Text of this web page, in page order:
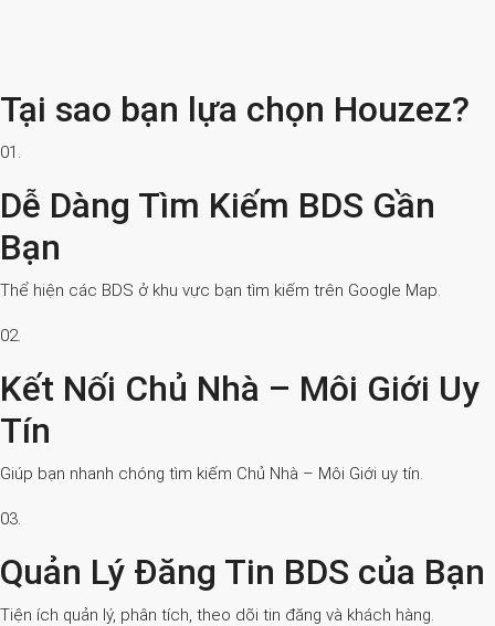
Tại sao bạn lựa chọn Houzez?
01.
Dễ Dàng Tìm Kiếm BDS Gần
Bạn
Thể hiện các BDS ở khu vực bạn tìm kiếm trên Google Map.
02.
Kết Nối Chủ Nhà – Môi Giới Uy
Tín
Giúp bạn nhanh chóng tìm kiếm Chủ Nhà – Môi Giới uy tín.
03.
Quản Lý Đăng Tin BDS của Bạn
Tiện ích quản lý, phân tích, theo dõi tin đăng và khách hàng.